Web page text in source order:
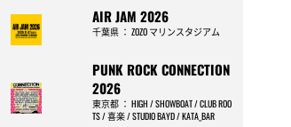
AIR JAM 2026
千葉県： ZOZO マリンスタジアム
PUNK ROCK CONNECTION
2026
東京都： HIGH / SHOWBOAT / CLUB ROO
TS / 喜楽 / STUDIO BAYD / KATA_BAR